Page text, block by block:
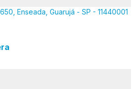
Enseada, Guarujá - SP - 11440001